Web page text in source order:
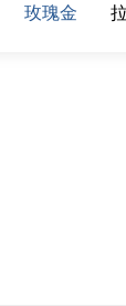
玫瑰金